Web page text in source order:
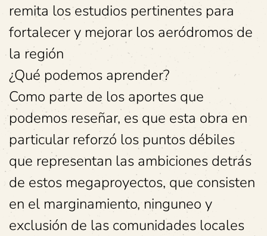
remita los estudios pertinentes para
fortalecer y mejorar los aeródromos de
la región
¿Qué podemos aprender?
Como parte de los aportes que
podemos reseñar, es que esta obra en
particular reforzó los puntos débiles
que representan las ambiciones detrás
de estos megaproyectos, que consisten
en el marginamiento, ninguneo y
exclusión de las comunidades locales